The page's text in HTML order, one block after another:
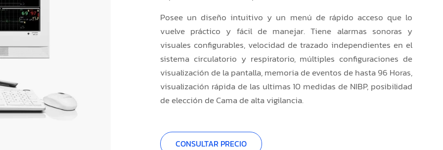
Posee un diseño intuitivo y un menú de rápido acceso que lo
vuelve práctico y fácil de manejar. Tiene alarmas sonoras y
visuales configurables, velocidad de trazado independientes en el
sistema circulatorio y respiratorio, múltiples configuraciones de
visualización de la pantalla, memoria de eventos de hasta 96 Horas,
visualización rápida de las ultimas 10 medidas de NIBP, posibilidad
de elección de Cama de alta vigilancia.
CONSULTAR PRECIO